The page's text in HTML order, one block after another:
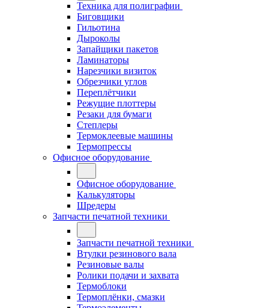
Техника для полиграфии
Биговщики
Гильотина
Дыроколы
Запайщики пакетов
Ламинаторы
Нарезчики визиток
Обрезчики углов
Переплётчики
Режущие плоттеры
Резаки для бумаги
Степлеры
Термоклеевые машины
Термопрессы
Офисное оборудование
Офисное оборудование
Калькуляторы
Шредеры
Запчасти печатной техники
Запчасти печатной техники
Втулки резинового вала
Резиновые валы
Ролики подачи и захвата
Термоблоки
Термоплёнки, смазки